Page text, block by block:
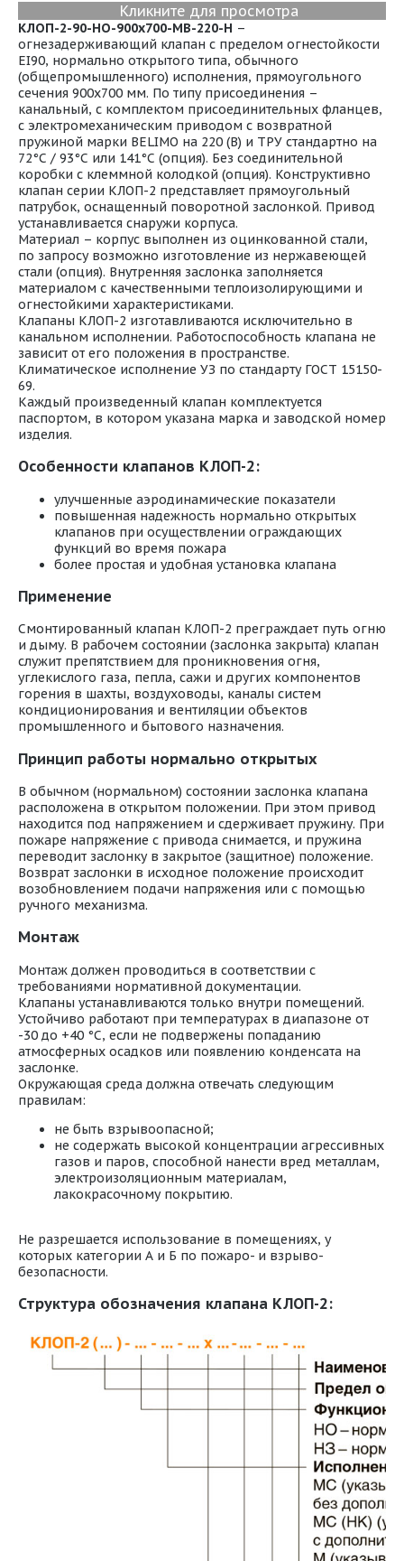
Кликните для просмотра
КЛОП-2-90-НО-900х700-МВ-220-Н –
огнезадерживающий клапан с пределом огнестойкости
EI90, нормально открытого типа, обычного
(общепромышленного) исполнения, прямоугольного
сечения 900х700 мм. По типу присоединения –
канальный, с комплектом присоединительных фланцев,
с электромеханическим приводом с возвратной
пружиной марки BELIMO на 220 (В) и ТРУ стандартно на
72°С / 93°С или 141°С (опция). Без соединительной
коробки с клеммной колодкой (опция). Конструктивно
клапан серии КЛОП-2 представляет прямоугольный
патрубок, оснащенный поворотной заслонкой. Привод
устанавливается снаружи корпуса.
Материал – корпус выполнен из оцинкованной стали,
по запросу возможно изготовление из нержавеющей
стали (опция). Внутренняя заслонка заполняется
материалом с качественными теплоизолирующими и
огнестойкими характеристиками.
Клапаны КЛОП-2 изготавливаются исключительно в
канальном исполнении. Работоспособность клапана не
зависит от его положения в пространстве.
Климатическое исполнение УЗ по стандарту ГОСТ 15150-
69.
Каждый произведенный клапан комплектуется
паспортом, в котором указана марка и заводской номер
изделия.
Особенности клапанов КЛОП-2:
улучшенные аэродинамические показатели
повышенная надежность нормально открытых
клапанов при осуществлении ограждающих
функций во время пожара
более простая и удобная установка клапана
Применение
Смонтированный клапан КЛОП-2 преграждает путь огню
и дыму. В рабочем состоянии (заслонка закрыта) клапан
служит препятствием для проникновения огня,
углекислого газа, пепла, сажи и других компонентов
горения в шахты, воздуховоды, каналы систем
кондиционирования и вентиляции объектов
промышленного и бытового назначения.
Принцип работы нормально открытых
В обычном (нормальном) состоянии заслонка клапана
расположена в открытом положении. При этом привод
находится под напряжением и сдерживает пружину. При
пожаре напряжение с привода снимается, и пружина
переводит заслонку в закрытое (защитное) положение.
Возврат заслонки в исходное положение происходит
возобновлением подачи напряжения или с помощью
ручного механизма.
Монтаж
Монтаж должен проводиться в соответствии с
требованиями нормативной документации.
Клапаны устанавливаются только внутри помещений.
Устойчиво работают при температурах в диапазоне от
-30 до +40 °С, если не подвержены попаданию
атмосферных осадков или появлению конденсата на
заслонке.
Окружающая среда должна отвечать следующим
правилам:
не быть взрывоопасной;
не содержать высокой концентрации агрессивных
газов и паров, способной нанести вред металлам,
электроизоляционным материалам,
лакокрасочному покрытию.
Не разрешается использование в помещениях, у
которых категории А и Б по пожаро- и взрыво-
безопасности.
Структура обозначения клапана КЛОП-2: